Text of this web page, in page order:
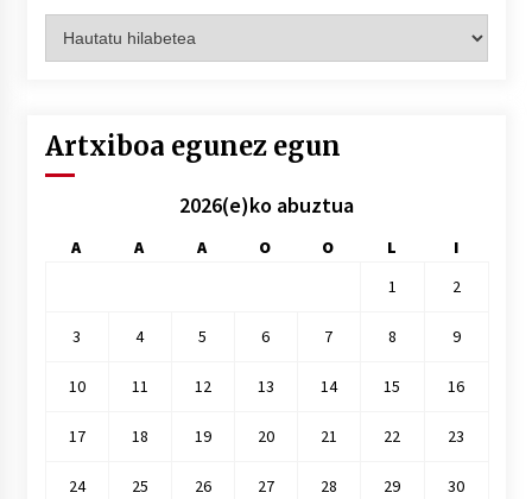
hilez
Artxiboa egunez egun
2026(e)ko abuztua
A A A O O L
I
1
2
3 4 5 6 7 8 9
10 11 12 13 14 15 16
17 18 19 20 21 22 23
24 25 26 27 28 29 30